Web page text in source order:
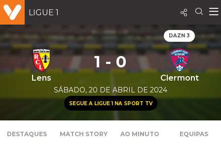
LIGUE 1
DAZN 3
Lens
1 - 0
Clermont
SÁBADO, 20 DE ABRIL DE 2024
SEGUE A LIGUE 1 NA SPORT TV
DESTAQUES MATCH STORY AO MINUTO EQUIPAS